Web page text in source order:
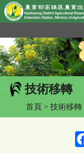
網頁置頂
到
主
要
內
容
區
::: 技術移轉
首頁 > 技術移轉